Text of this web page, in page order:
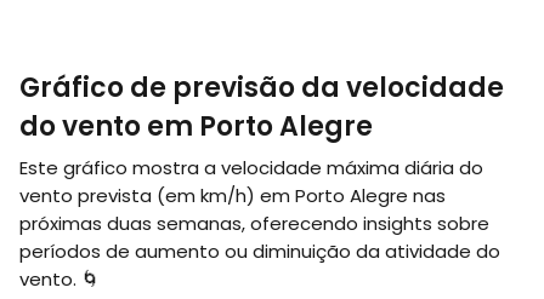
Gráfico de previsão da velocidade
do vento em Porto Alegre
Este gráfico mostra a velocidade máxima diária do
vento prevista (em km/h) em Porto Alegre nas
próximas duas semanas, oferecendo insights sobre
períodos de aumento ou diminuição da atividade do
vento. 🌀